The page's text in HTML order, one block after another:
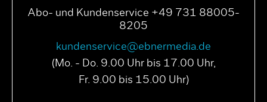
Abo- und Kundenservice +49 731 88005-
8205
kundenservice@ebnermedia.de
(Mo. - Do. 9.00 Uhr bis 17.00 Uhr,
Fr. 9.00 bis 15.00 Uhr)